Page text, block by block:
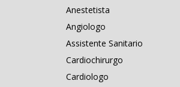
Anestetista
Angiologo
Assistente Sanitario
Cardiochirurgo
Cardiologo